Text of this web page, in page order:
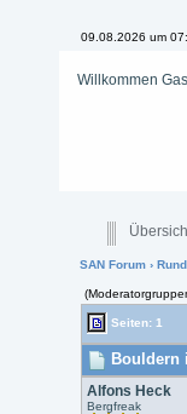
09.08.2026 um
Willkommen
SAN Forum ›
Seiten: 1
Bouldern
Alfons Heck
Bergfreak